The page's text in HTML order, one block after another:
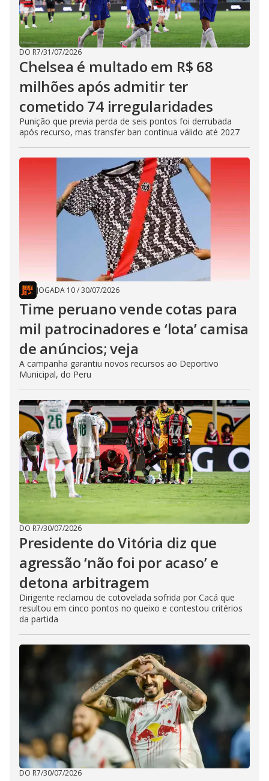
DO R7/31/07/2026
Chelsea é multado em R$ 68
milhões após admitir ter
cometido 74 irregularidades
Punição que previa perda de seis pontos foi derrubada
após recurso, mas transfer ban continua válido até 2027
JOGADA 10/30/07/2026
Time peruano vende cotas para
mil patrocinadores e ‘lota’ camisa
de anúncios; veja
A campanha garantiu novos recursos ao Deportivo
Municipal, do Peru
DO R7/30/07/2026
Presidente do Vitória diz que
agressão ‘não foi por acaso’ e
detona arbitragem
Dirigente reclamou de cotovelada sofrida por Cacá que
resultou em cinco pontos no queixo e contestou critérios
da partida
DO R7/30/07/2026